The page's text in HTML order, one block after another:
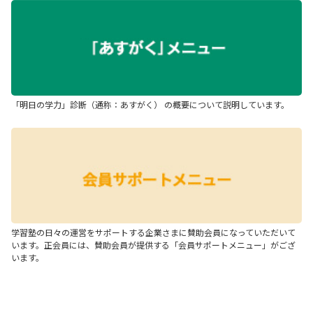
「明日の学力」診断（通称：あすがく） の概要について説明しています。
学習塾の日々の運営をサポートする企業さまに賛助会員になっていただいて
います。正会員には、賛助会員が提供する「会員サポートメニュー」がござ
います。